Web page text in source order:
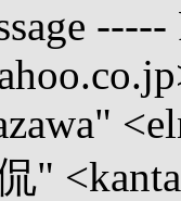
-----
"